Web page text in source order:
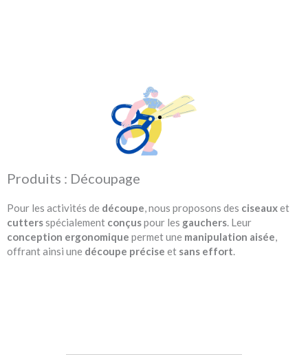
Produits : Découpage
Pour les activités de découpe, nous proposons des ciseauxet
cuttersspécialement conçuspour les gauchers. Leur
conception ergonomique permet une manipulation aisée,
offrant ainsi une découpe précise et sans effort.